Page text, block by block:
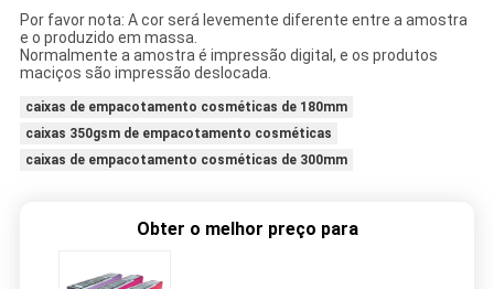
Por favor nota: A cor será levemente diferente entre a amostra
e o produzido em massa.
Normalmente a amostra é impressão digital, e os produtos
maciços são impressão deslocada.
caixas de empacotamento cosméticas de 180mm
caixas 350gsm de empacotamento cosméticas
caixas de empacotamento cosméticas de 300mm
Obter o melhor preço para